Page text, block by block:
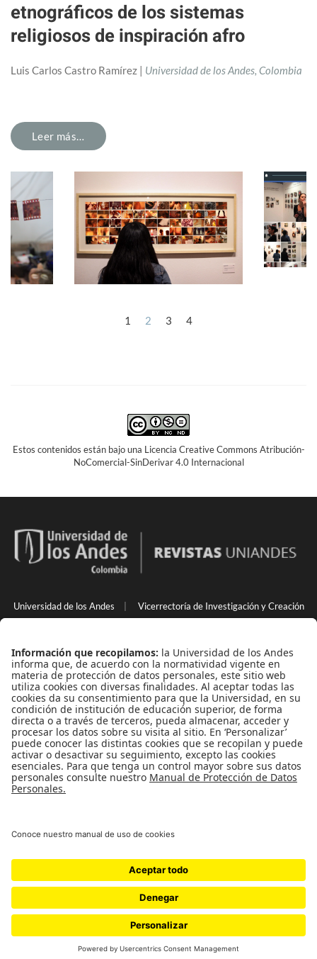
etnográficos de los sistemas
religiosos de inspiración afro
Luis Carlos Castro Ramírez | Universidad de los Andes, Colombia
Leer más…
1 2 3 4
Estos contenidos están bajo una Licencia Creative Commons Atribución-
NoComercial-SinDerivar 4.0 Internacional
Universidad de los Andes Vicerrectoría de Investigación y Creación
Back to Top
Uso de datos personales|Contacto
Universidad de los Andes | Vigilada Mineducación
mayo de 1964. Reconocimiento personería jurídica: Resolución
28 del 23 de febrero de 1949 Minjusticia.
© - Derechos Reservados Universidad de los Andes